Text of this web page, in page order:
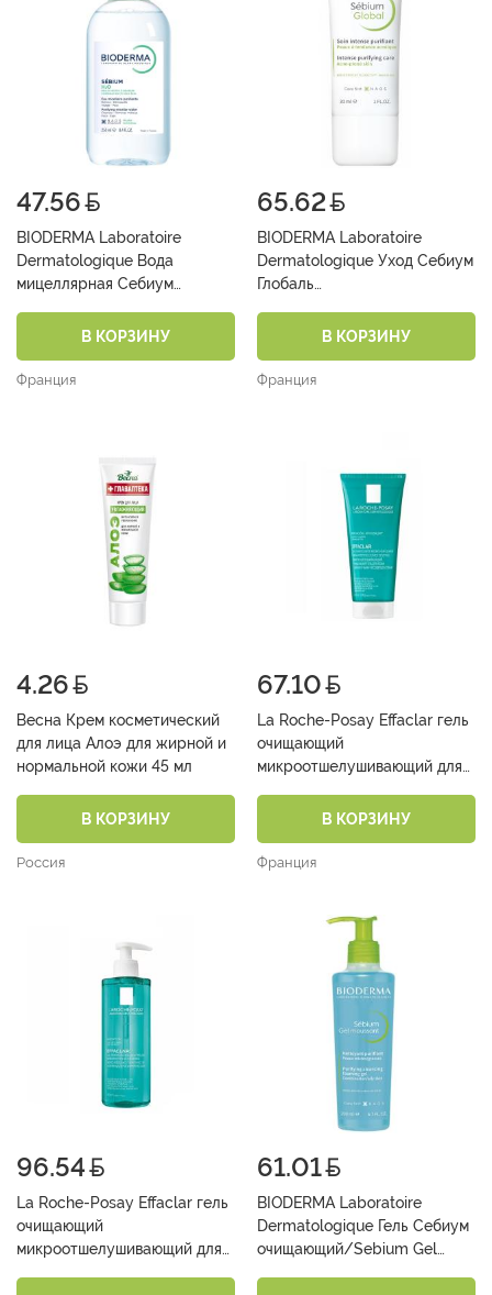
47.56
BIODERMA Laboratoire
Dermatologique Вода
мицеллярная Себиум
В КОРЗИНУ
Франция
65.62
BIODERMA Laboratoire
Dermatologique Уход Себиум
Глобаль
В КОРЗИНУ
Франция
4.26
Весна Крем косметический
для лица Алоэ для жирной и
нормальной кожи 45 мл
В КОРЗИНУ
Россия
67.10
La Roche-Posay Effaclar гель
очищающий
микроотшелушивающий для
несовершенствами 200 мл
В КОРЗИНУ
Франция
96.54
La Roche-Posay Effaclar гель
очищающий
микроотшелушивающий для
61.01
BIODERMA Laboratoire
Dermatologique Гель Себиум
очищающий/Sebium Gel